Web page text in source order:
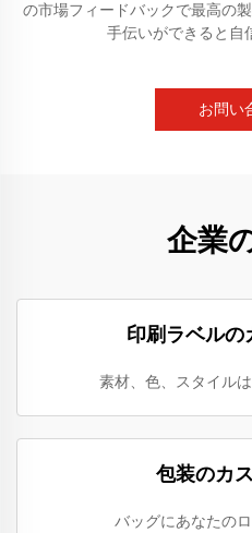
の市場フィードバックで最高の
手伝いができると自
お問い
企業
印刷ラベルの
素材、色、スタイル
包装のカ
バッグにあなたの